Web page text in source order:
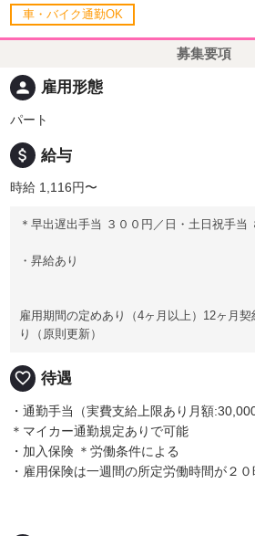
車・バイク通勤OK
募集要項
person 雇用形態
パート
attach_money 給与
時給 1,116円〜
＊早出遅出手当 ３００円／日・土日祝手当
・昇給あり
雇用期間の定めあり（4ヶ月以上）12ヶ月
り（原則更新）
favorite_border 待遇
・通勤手当（実費支給上限あり月額:30,000
＊マイカー通勤規定ありで可能
・加入保険 ＊労働条件による
・雇用保険は一週間の所定労働時間が２